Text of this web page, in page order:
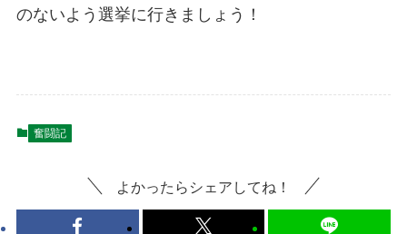
のないよう選挙に行きましょう！
奮闘記
よかったらシェアしてね！